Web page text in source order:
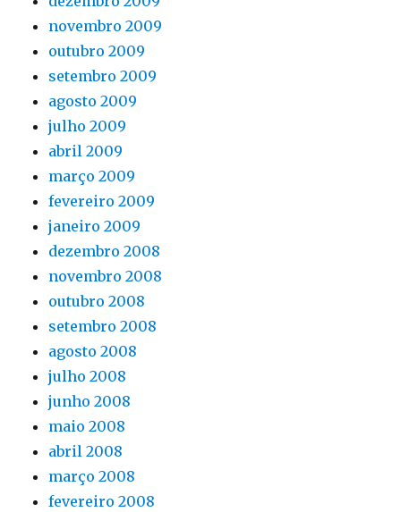
novembro 2009
outubro 2009
setembro 2009
agosto 2009
julho 2009
abril 2009
março 2009
fevereiro 2009
janeiro 2009
dezembro 2008
novembro 2008
outubro 2008
setembro 2008
agosto 2008
julho 2008
junho 2008
maio 2008
abril 2008
março 2008
fevereiro 2008